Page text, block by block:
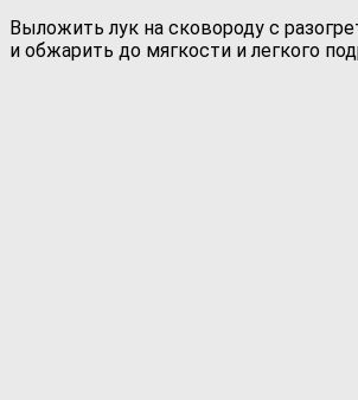
Выложить лук на сковороду с
и обжарить до мягкости и легкого